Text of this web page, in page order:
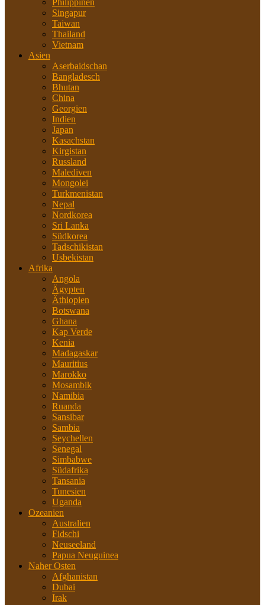
Philippinen
Singapur
Taiwan
Thailand
Vietnam
Asien
Aserbaidschan
Bangladesch
Bhutan
China
Georgien
Indien
Japan
Kasachstan
Kirgistan
Russland
Malediven
Mongolei
Turkmenistan
Nepal
Nordkorea
Sri Lanka
Südkorea
Tadschikistan
Usbekistan
Afrika
Angola
Ägypten
Äthiopien
Botswana
Ghana
Kap Verde
Kenia
Madagaskar
Mauritius
Marokko
Mosambik
Namibia
Ruanda
Sansibar
Sambia
Seychellen
Senegal
Simbabwe
Südafrika
Tansania
Tunesien
Uganda
Ozeanien
Australien
Fidschi
Neuseeland
Papua Neuguinea
Naher Osten
Afghanistan
Dubai
Irak